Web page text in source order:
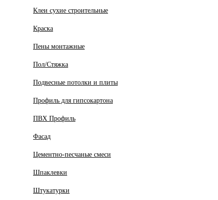
Клеи сухие строительные
Краска
Пены монтажные
Пол/Стяжка
Подвесные потолки и плиты
Профиль для гипсокартона
ПВХ Профиль
Фасад
Цементно-песчаные смеси
Шпаклевки
Штукатурки